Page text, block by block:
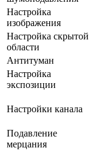
Настройка
изображения
Настройка скрытой
области
Антитуман
Настройка
экспозиции
Настройки канала
Подавление
мерцания